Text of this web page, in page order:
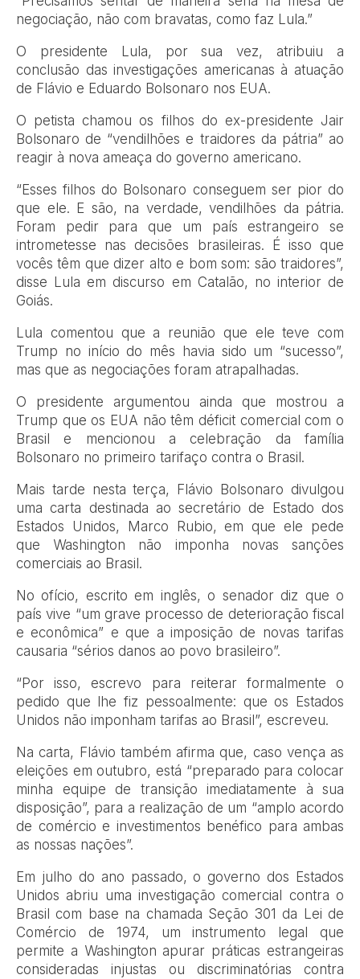
negociação, não com bravatas, como faz Lula.”
O presidente Lula, por sua vez, atribuiu a
conclusão das investigações americanas à atuação
de Flávio e Eduardo Bolsonaro nos EUA.
O petista chamou os filhos do ex-presidente Jair
Bolsonaro de “vendilhões e traidores da pátria” ao
reagir à nova ameaça do governo americano.
“Esses filhos do Bolsonaro conseguem ser pior do
que ele. E são, na verdade, vendilhões da pátria.
Foram pedir para que um país estrangeiro se
intrometesse nas decisões brasileiras. É isso que
vocês têm que dizer alto e bom som: são traidores”,
disse Lula em discurso em Catalão, no interior de
Goiás.
Lula comentou que a reunião que ele teve com
Trump no início do mês havia sido um “sucesso”,
mas que as negociações foram atrapalhadas.
O presidente argumentou ainda que mostrou a
Trump que os EUA não têm déficit comercial com o
Brasil e mencionou a celebração da família
Bolsonaro no primeiro tarifaço contra o Brasil.
Mais tarde nesta terça, Flávio Bolsonaro divulgou
uma carta destinada ao secretário de Estado dos
Estados Unidos, Marco Rubio, em que ele pede
que Washington não imponha novas sanções
comerciais ao Brasil.
No ofício, escrito em inglês, o senador diz que o
país vive “um grave processo de deterioração fiscal
e econômica” e que a imposição de novas tarifas
causaria “sérios danos ao povo brasileiro”.
“Por isso, escrevo para reiterar formalmente o
pedido que lhe fiz pessoalmente: que os Estados
Unidos não imponham tarifas ao Brasil”, escreveu.
Na carta, Flávio também afirma que, caso vença as
eleições em outubro, está “preparado para colocar
minha equipe de transição imediatamente à sua
disposição”, para a realização de um “amplo acordo
de comércio e investimentos benéfico para ambas
as nossas nações”.
Em julho do ano passado, o governo dos Estados
Unidos abriu uma investigação comercial contra o
Brasil com base na chamada Seção 301 da Lei de
Comércio de 1974, um instrumento legal que
permite a Washington apurar práticas estrangeiras
consideradas injustas ou discriminatórias contra